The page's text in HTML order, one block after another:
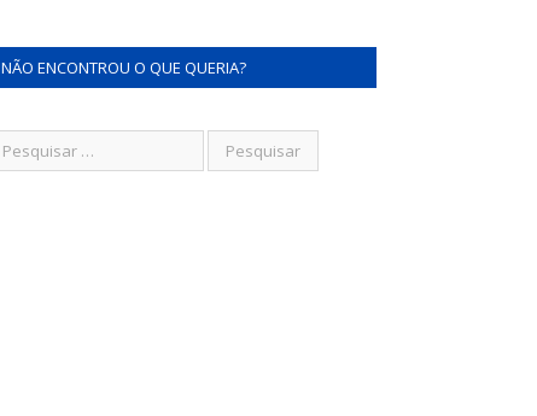
NÃO ENCONTROU O QUE QUERIA?